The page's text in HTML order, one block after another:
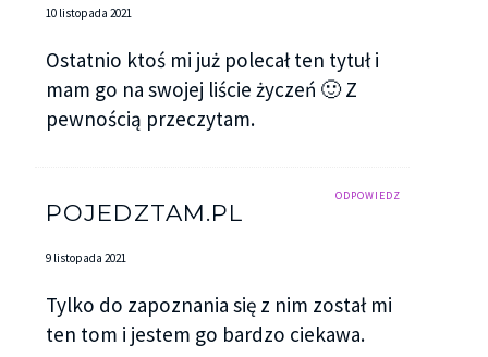
10 listopada 2021
Ostatnio ktoś mi już polecał ten tytuł i
mam go na swojej liście życzeń 🙂 Z
pewnością przeczytam.
ODPOWIEDZ
POJEDZTAM.PL
9 listopada 2021
Tylko do zapoznania się z nim został mi
ten tom i jestem go bardzo ciekawa.